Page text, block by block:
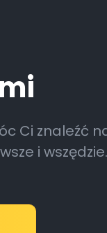
Ci znaleźć
i wszędzie.